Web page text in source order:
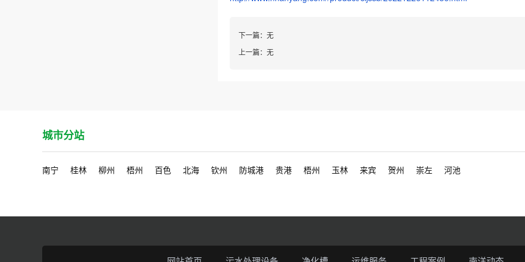
下一篇：无
上一篇：无
城市分站
南宁 桂林 柳州 梧州 百色 北海 钦州 防城港 贵港 梧州 玉林 来宾 贺州 崇左 河池